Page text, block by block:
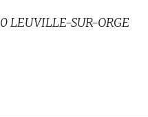
LEUVILLE-SUR-ORGE